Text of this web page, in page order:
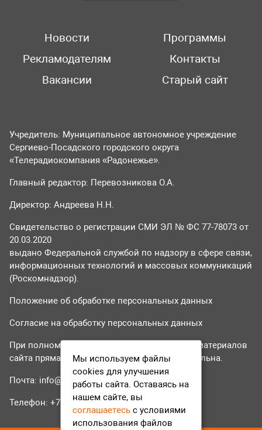
Новости
Программы
Рекламодателям
Контакты
Вакансии
Старый сайт
Учредитель: Муниципальное автономное учреждение
Сергиево-Посадского городского округа
«Телерадиокомпания «Радонежье».
Главный редактор: Перевозникова О.А.
Директор: Андреева Н.Н.
Свидетельство о регистрации СМИ ЭЛ № ФС 77-78073 от
20.03.2020
выдано Федеральной службой по надзору в сфере связи,
информационных технологий и массовых коммуникаций
(Роскомнадзор).
Положение об обработке персональных данных
Согласие на обработку персональных данных
При полном или частичном использовании материалов
сайта прямая гиперссылка на tvr24.tv обязательна.
Почта: info@tvr24.tv
Телефон: +7 (496) 551-04-95
Мы используем файлы
cookies для улучшения
работы сайта. Оставаясь на
нашем сайте, вы
соглашаетесь с условиями
использования файлов